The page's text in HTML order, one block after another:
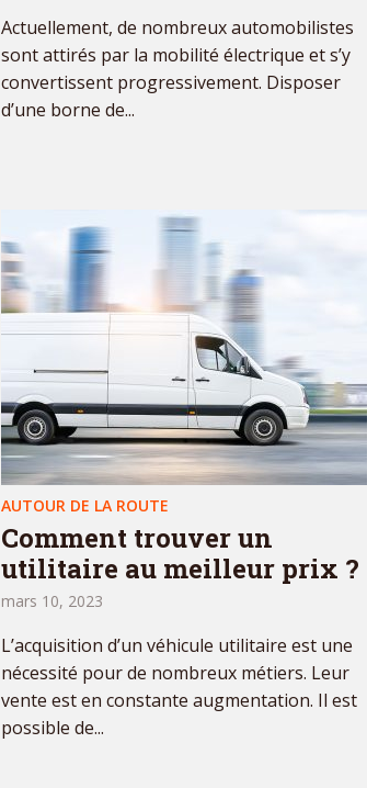
Actuellement, de nombreux automobilistes
sont attirés par la mobilité électrique et s’y
convertissent progressivement. Disposer
d’une borne de...
AUTOUR DE LA ROUTE
Comment trouver un
utilitaire au meilleur prix ?
mars 10, 2023
L’acquisition d’un véhicule utilitaire est une
nécessité pour de nombreux métiers. Leur
vente est en constante augmentation. Il est
possible de...